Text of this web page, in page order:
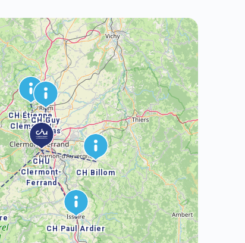
CH Billom
CH Étienne
Clémentel
CH Guy
Thomas
CH Paul Ardier
CHU
Clermont-
Ferrand